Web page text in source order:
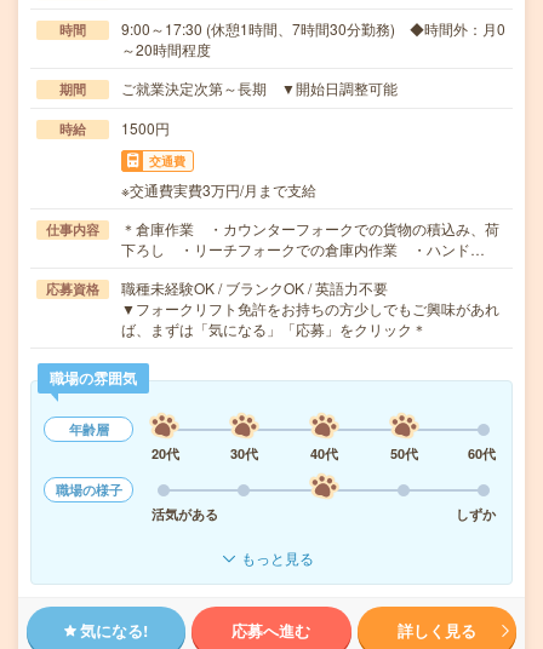
時間
9:00～17:30 (休憩1時間、7時間30分勤務) ◆時間外：月0
～20時間程度
期間 ご就業決定次第～長期 ▼開始日調整可能
時給 1500円
交通費
※交通費実費3万円/月まで支給
仕事内容
＊倉庫作業 ・カウンターフォークでの貨物の積込み、荷
下ろし ・リーチフォークでの倉庫内作業 ・ハンド…
応募資格
職種未経験OK / ブランクOK / 英語力不要
▼フォークリフト免許をお持ちの方少しでもご興味があれ
ば、まずは「気になる」「応募」をクリック＊
職場の雰囲気
年齢層
20代
30代 40代 50代
60代
職場の様子
活気がある
しずか
もっと見る
気になる! 応募へ進む 詳しく見る